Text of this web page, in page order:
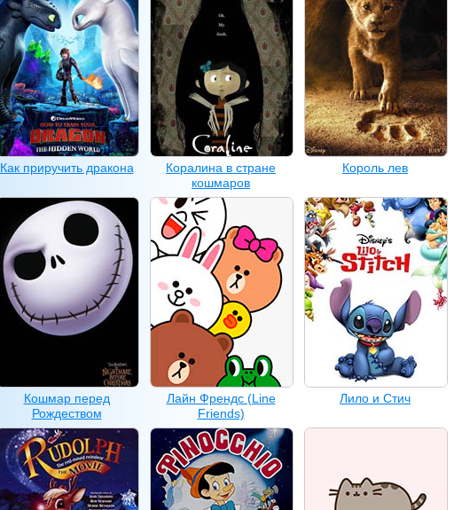
Как приручить дракона
Коралина в стране
кошмаров
Король лев
Кошмар перед
Рождеством
Лайн Френдс (Line
Friends)
Лило и Стич